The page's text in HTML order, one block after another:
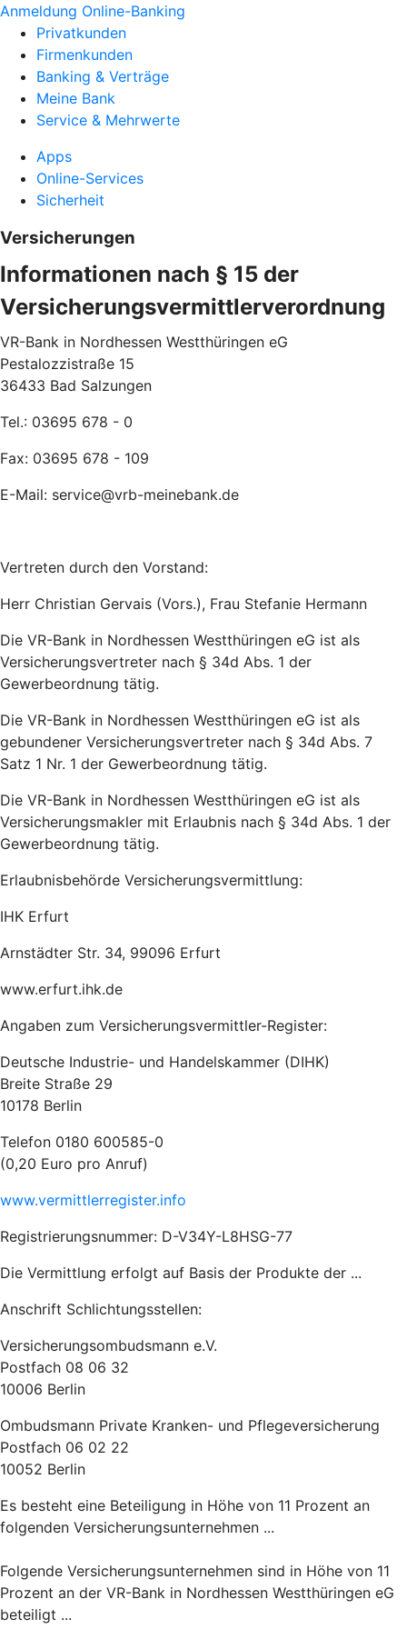
Anmeldung Online-Banking
Privatkunden
Firmenkunden
Banking & Verträge
Meine Bank
Service & Mehrwerte
Apps
Online-Services
Sicherheit
Versicherungen
Informationen nach § 15 der
Versicherungsvermittlerverordnung
VR-Bank in Nordhessen Westthüringen eG
Pestalozzistraße 15
36433 Bad Salzungen
Tel.: 03695 678 - 0
Fax: 03695 678 - 109
E-Mail: service@vrb-meinebank.de
Vertreten durch den Vorstand:
Herr Christian Gervais (Vors.), Frau Stefanie Hermann
Die VR-Bank in Nordhessen Westthüringen eG ist als
Versicherungsvertreter nach § 34d Abs. 1 der
Gewerbeordnung tätig.
Die VR-Bank in Nordhessen Westthüringen eG ist als
gebundener Versicherungsvertreter nach § 34d Abs. 7
Satz 1 Nr. 1 der Gewerbeordnung tätig.
Die VR-Bank in Nordhessen Westthüringen eG ist als
Versicherungsmakler mit Erlaubnis nach § 34d Abs. 1 der
Gewerbeordnung tätig.
Erlaubnisbehörde Versicherungsvermittlung:
IHK Erfurt
Arnstädter Str. 34, 99096 Erfurt
www.erfurt.ihk.de
Angaben zum Versicherungsvermittler-Register:
Deutsche Industrie- und Handelskammer (DIHK)
Breite Straße 29
10178 Berlin
Telefon 0180 600585-0
(0,20 Euro pro Anruf)
www.vermittlerregister.info
Registrierungsnummer: D-V34Y-L8HSG-77
Die Vermittlung erfolgt auf Basis der Produkte der ...
Anschrift Schlichtungsstellen:
Versicherungsombudsmann e.V.
Postfach 08 06 32
10006 Berlin
Ombudsmann Private Kranken- und Pflegeversicherung
Postfach 06 02 22
10052 Berlin
Es besteht eine Beteiligung in Höhe von 11 Prozent an
folgenden Versicherungsunternehmen ...
Folgende Versicherungsunternehmen sind in Höhe von 11
Prozent an der VR-Bank in Nordhessen Westthüringen eG
beteiligt ...